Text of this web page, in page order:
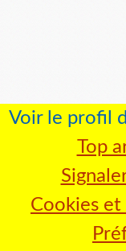
Voir le profil
Top
Cookies et